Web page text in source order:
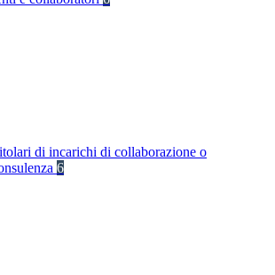
di incarichi di collaborazione o
6